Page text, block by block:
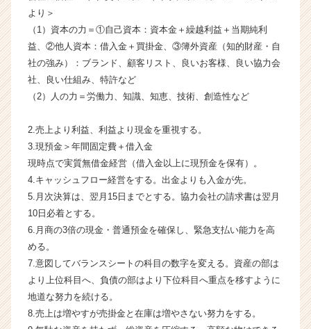
就
活
サ
イ
ト
チ
キ
ャ
リ
ア
（C
h
e
r
e
より＞
（1）資本の力＝①自己資本：資本金＋繰越利益＋当期純利
益、②他人資本：借入金＋買掛金、③簿外資産（知的財産・自
社の強み）：ブランド、顧客リスト、良いお客様、良い協力会
社、良い仕組み、特許など
（2）人の力＝労働力、知識、知恵、技術、創造性など
2.売上より利益、利益より現金を重視する。
3.現預金＞年間固定費＋借入金
現時点で実質無借金経営（借入金以上に現預金を保有）。
4.キャッシュフロー経営をする。出金よりも入金が先。
5.月次決算は、翌月15日までとする。協力会社の請求書は翌月
10日必着とする。
6.月商の3倍の現金・普通預金を確保し、緊急支払い能力を高
める。
7.意図してバランスシートの科目の数字を変える。資産の部は
より上位科目へ、負債の部はより下位科目へ重点を移すように
地道な努力を続ける。
8.売上は増やすが売掛金と在庫は増やさない努力をする。